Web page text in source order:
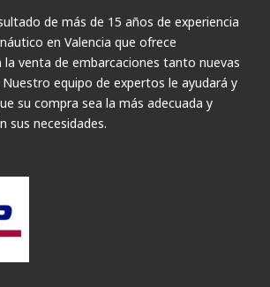
de más de 15 años de experiencia
en Valencia que ofrece
venta de embarcaciones tanto nuevas
equipo de expertos le ayudará y
su compra sea la más adecuada y
sus necesidades.